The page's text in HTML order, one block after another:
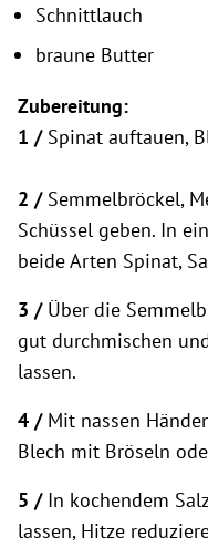
Schnittlauch
braune Butter
Zubereitung:
1 /Spinat auftauen,
2 /Semmelbröckel,
Schüssel geben. In
beide Arten Spinat,
3 / Über die
gut durchmischen
lassen.
4 /Mit nassen
Blech mit Bröseln
5 /In kochendem
lassen, Hitze